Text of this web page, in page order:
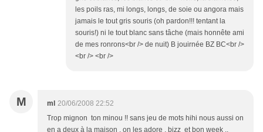
les poils ras, mi longs, longs, de soie ou angora mais
jamais le tout gris souris (oh pardon!!! tentant la
souris!) ni le tout blanc sans tâche (mais honnête ami
de mes ronrons<br /> de nuit) B jouirnée BZ BC<br />
<br /> <br />
M ml 20/06/2008 22:52
Trop mignon ton minou !! sans jeu de mots hihi nous aussi on
en a deux à la maison , on les adore , bizz et bon week ..